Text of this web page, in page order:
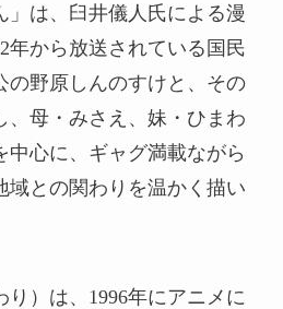
」は、臼井儀人氏による漫
年から放送されている国民
の野原しんのすけと、その
、母・みさえ、妹・ひまわ
中心に、ギャグ満載ながら
域との関わりを温かく描い
）は、1996年にアニメに